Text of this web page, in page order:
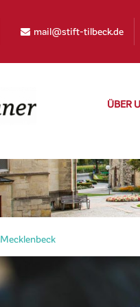
mail@stift-tilbeck.de
ÜBER